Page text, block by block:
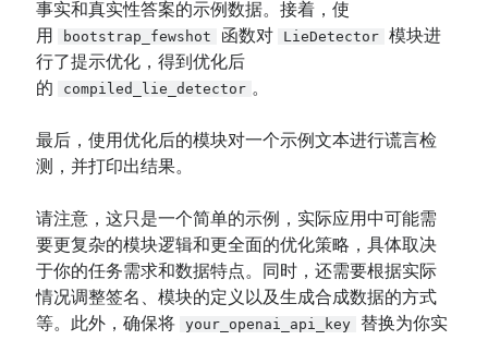
事实和真实性答案的示例数据。接着，使
用
bootstrap_fewshot 函数对 LieDetector
模块进
行了提示优化，得到优化后
的
compiled_lie_detector 。
最后，使用优化后的模块对一个示例文本进行谎言检
测，并打印出结果。
请注意，这只是一个简单的示例，实际应用中可能需
要更复杂的模块逻辑和更全面的优化策略，具体取决
于你的任务需求和数据特点。同时，还需要根据实际
情况调整签名、模块的定义以及生成合成数据的方式
等。此外，确保将
your_openai_api_key
替换为你实